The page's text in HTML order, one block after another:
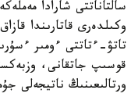
وكىلدەرى قاتارىندا
تاتۋ-ءتاتتى ءومىر
قوسىپ جاتقانى،
ورتالىعىنىڭ ناتيجەلى